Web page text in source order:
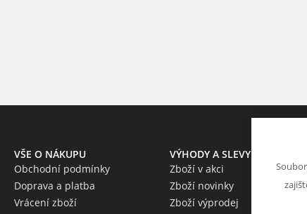
VŠE O NÁKUPU
Obchodní podmínky
Doprava a platba
Vrácení zboží
VÝHODY A SLEVY
Zboží v akci
Zboží novinky
Zboží výprodej